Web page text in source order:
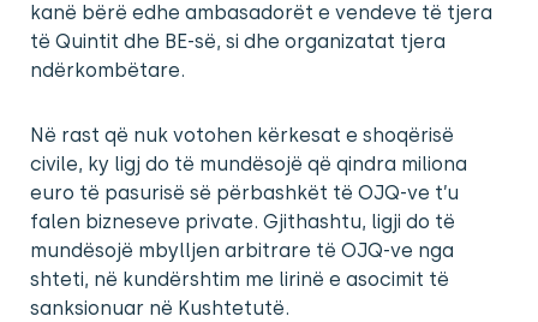
kanë bërë edhe ambasadorët e vendeve të tjera
të Quintit dhe BE-së, si dhe organizatat tjera
ndërkombëtare.
Në rast që nuk votohen kërkesat e shoqërisë
civile, ky ligj do të mundësojë që qindra miliona
euro të pasurisë së përbashkët të OJQ-ve t’u
falen bizneseve private. Gjithashtu, ligji do të
mundësojë mbylljen arbitrare të OJQ-ve nga
shteti, në kundërshtim me lirinë e asocimit të
sanksionuar në Kushtetutë.